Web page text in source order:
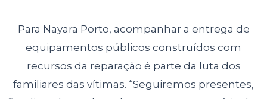
Para Nayara Porto, acompanhar a entrega de
equipamentos públicos construídos com
recursos da reparação é parte da luta dos
familiares das vítimas. “Seguiremos presentes,